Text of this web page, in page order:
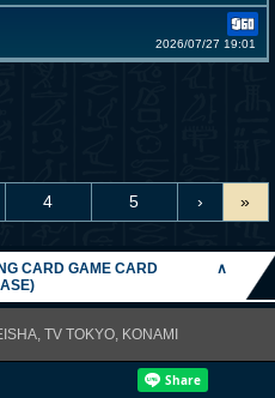
2026/07/27 19:01
4 5 › »
CARD GAME CARD
∧
TV TOKYO, KONAMI